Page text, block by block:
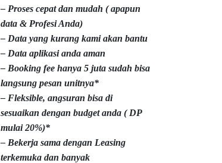
– Proses cepat dan mudah ( apapun
data & Profesi Anda)
– Data yang kurang kami akan bantu
– Data aplikasi anda aman
– Booking fee hanya 5 juta sudah bisa
langsung pesan unitnya*
– Fleksible, angsuran bisa di
sesuaikan dengan budget anda ( DP
mulai 20%)*
– Bekerja sama dengan Leasing
terkemuka dan banyak